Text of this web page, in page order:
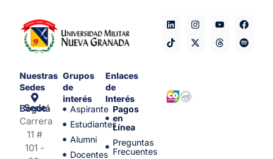
Nuestras
Sedes
Sede Bogotá
Carrera
11 #
101 -
Grupos
de
interés
Aspirante
Estudiantes
Alumni
Docentes
Enlaces
de
Interés
Pagos
en
Línea
Preguntas
Frecuentes